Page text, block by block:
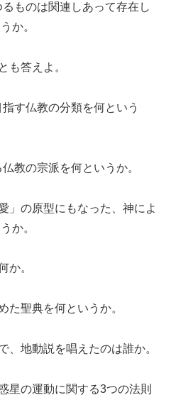
ものは関連しあって存在し
か。
も答えよ。
す仏教の分類を何という
教の宗派を何というか。
」の原型にもなった、神によ
か。
か。
た聖典を何というか。
、地動説を唱えたのは誰か。
星の運動に関する3つの法則